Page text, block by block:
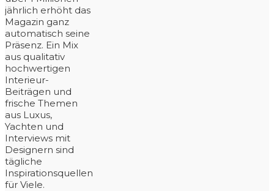
jährlich erhöht das
Magazin ganz
automatisch seine
Präsenz. Ein Mix
aus qualitativ
hochwertigen
Interieur-
Beiträgen und
frische Themen
aus Luxus,
Yachten und
Interviews mit
Designern sind
tägliche
Inspirationsquellen
für Viele.